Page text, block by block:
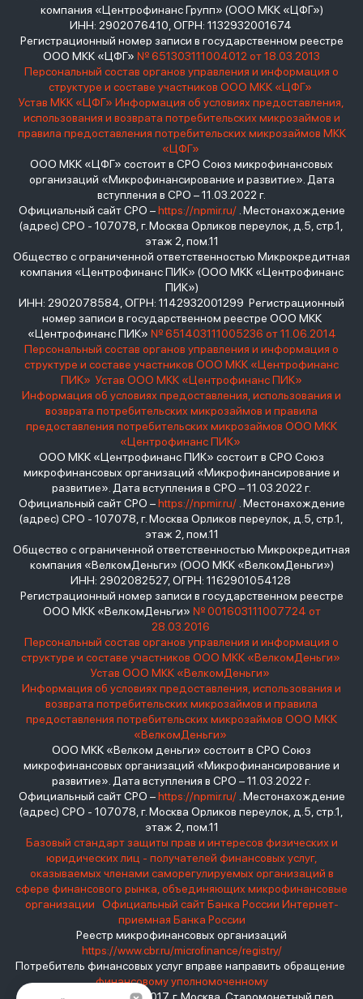
компания «Центрофинанс Групп» (ООО МКК «ЦФГ»)
ИНН: 2902076410, ОГРН: 1132932001674
Регистрационный номер записи в государственном реестре
ООО МКК «ЦФГ» № 651303111004012 от 18.03.2013
Персональный состав органов управления и информация о
структуре и составе участников ООО МКК «ЦФГ»
Устав МКК «ЦФГ» Информация об условиях предоставления,
использования и возврата потребительских микрозаймов и
правила предоставления потребительских микрозаймов МКК
«ЦФГ»
ООО МКК «ЦФГ» состоит в СРО Союз микрофинансовых
организаций «Микрофинансирование и развитие». Дата
вступления в СРО – 11.03.2022 г.
Официальный сайт СРО –https://npmir.ru/. Местонахождение
(адрес) СРО - 107078, г. Москва Орликов переулок, д.5, стр.1,
этаж 2, пом.11
Общество с ограниченной ответственностью Микрокредитная
компания «Центрофинанс ПИК» (ООО МКК «Центрофинанс
ПИК»)
ИНН: 2902078584, ОГРН: 1142932001299 Регистрационный
номер записи в государственном реестре ООО МКК
«Центрофинанс ПИК» № 651403111005236 от 11.06.2014
Персональный состав органов управления и информация о
структуре и составе участников ООО МКК «Центрофинанс
ПИК» Устав ООО МКК «Центрофинанс ПИК»
Информация об условиях предоставления, использования и
возврата потребительских микрозаймов и правила
предоставления потребительских микрозаймов ООО МКК
«Центрофинанс ПИК»
ООО МКК «Центрофинанс ПИК» состоит в СРО Союз
микрофинансовых организаций «Микрофинансирование и
развитие». Дата вступления в СРО – 11.03.2022 г.
Официальный сайт СРО –https://npmir.ru/. Местонахождение
(адрес) СРО - 107078, г. Москва Орликов переулок, д.5, стр.1,
этаж 2, пом.11
Общество с ограниченной ответственностью Микрокредитная
компания «ВелкомДеньги» (ООО МКК «ВелкомДеньги»)
ИНН: 2902082527, ОГРН: 1162901054128
Регистрационный номер записи в государственном реестре
ООО МКК «ВелкомДеньги» № 001603111007724 от
28.03.2016
Персональный состав органов управления и информация о
структуре и составе участников ООО МКК «ВелкомДеньги»
Устав ООО МКК «ВелкомДеньги»
Информация об условиях предоставления, использования и
возврата потребительских микрозаймов и правила
предоставления потребительских микрозаймов ООО МКК
«ВелкомДеньги»
ООО МКК «Велком деньги» состоит в СРО Союз
микрофинансовых организаций «Микрофинансирование и
развитие». Дата вступления в СРО – 11.03.2022 г.
Официальный сайт СРО –https://npmir.ru/. Местонахождение
(адрес) СРО - 107078, г. Москва Орликов переулок, д.5, стр.1,
этаж 2, пом.11
Базовый стандарт защиты прав и интересов физических и
юридических лиц - получателей финансовых услуг,
оказываемых членами саморегулируемых организаций в
сфере финансового рынка, объединяющих микрофинансовые
организации
Официальный сайт Банка России Интернет-
приемная Банка России
Реестр микрофинансовых организаций
https://www.cbr.ru/microfinance/registry/
Потребитель финансовых услуг вправе направить обращение
финансовому уполномоченному